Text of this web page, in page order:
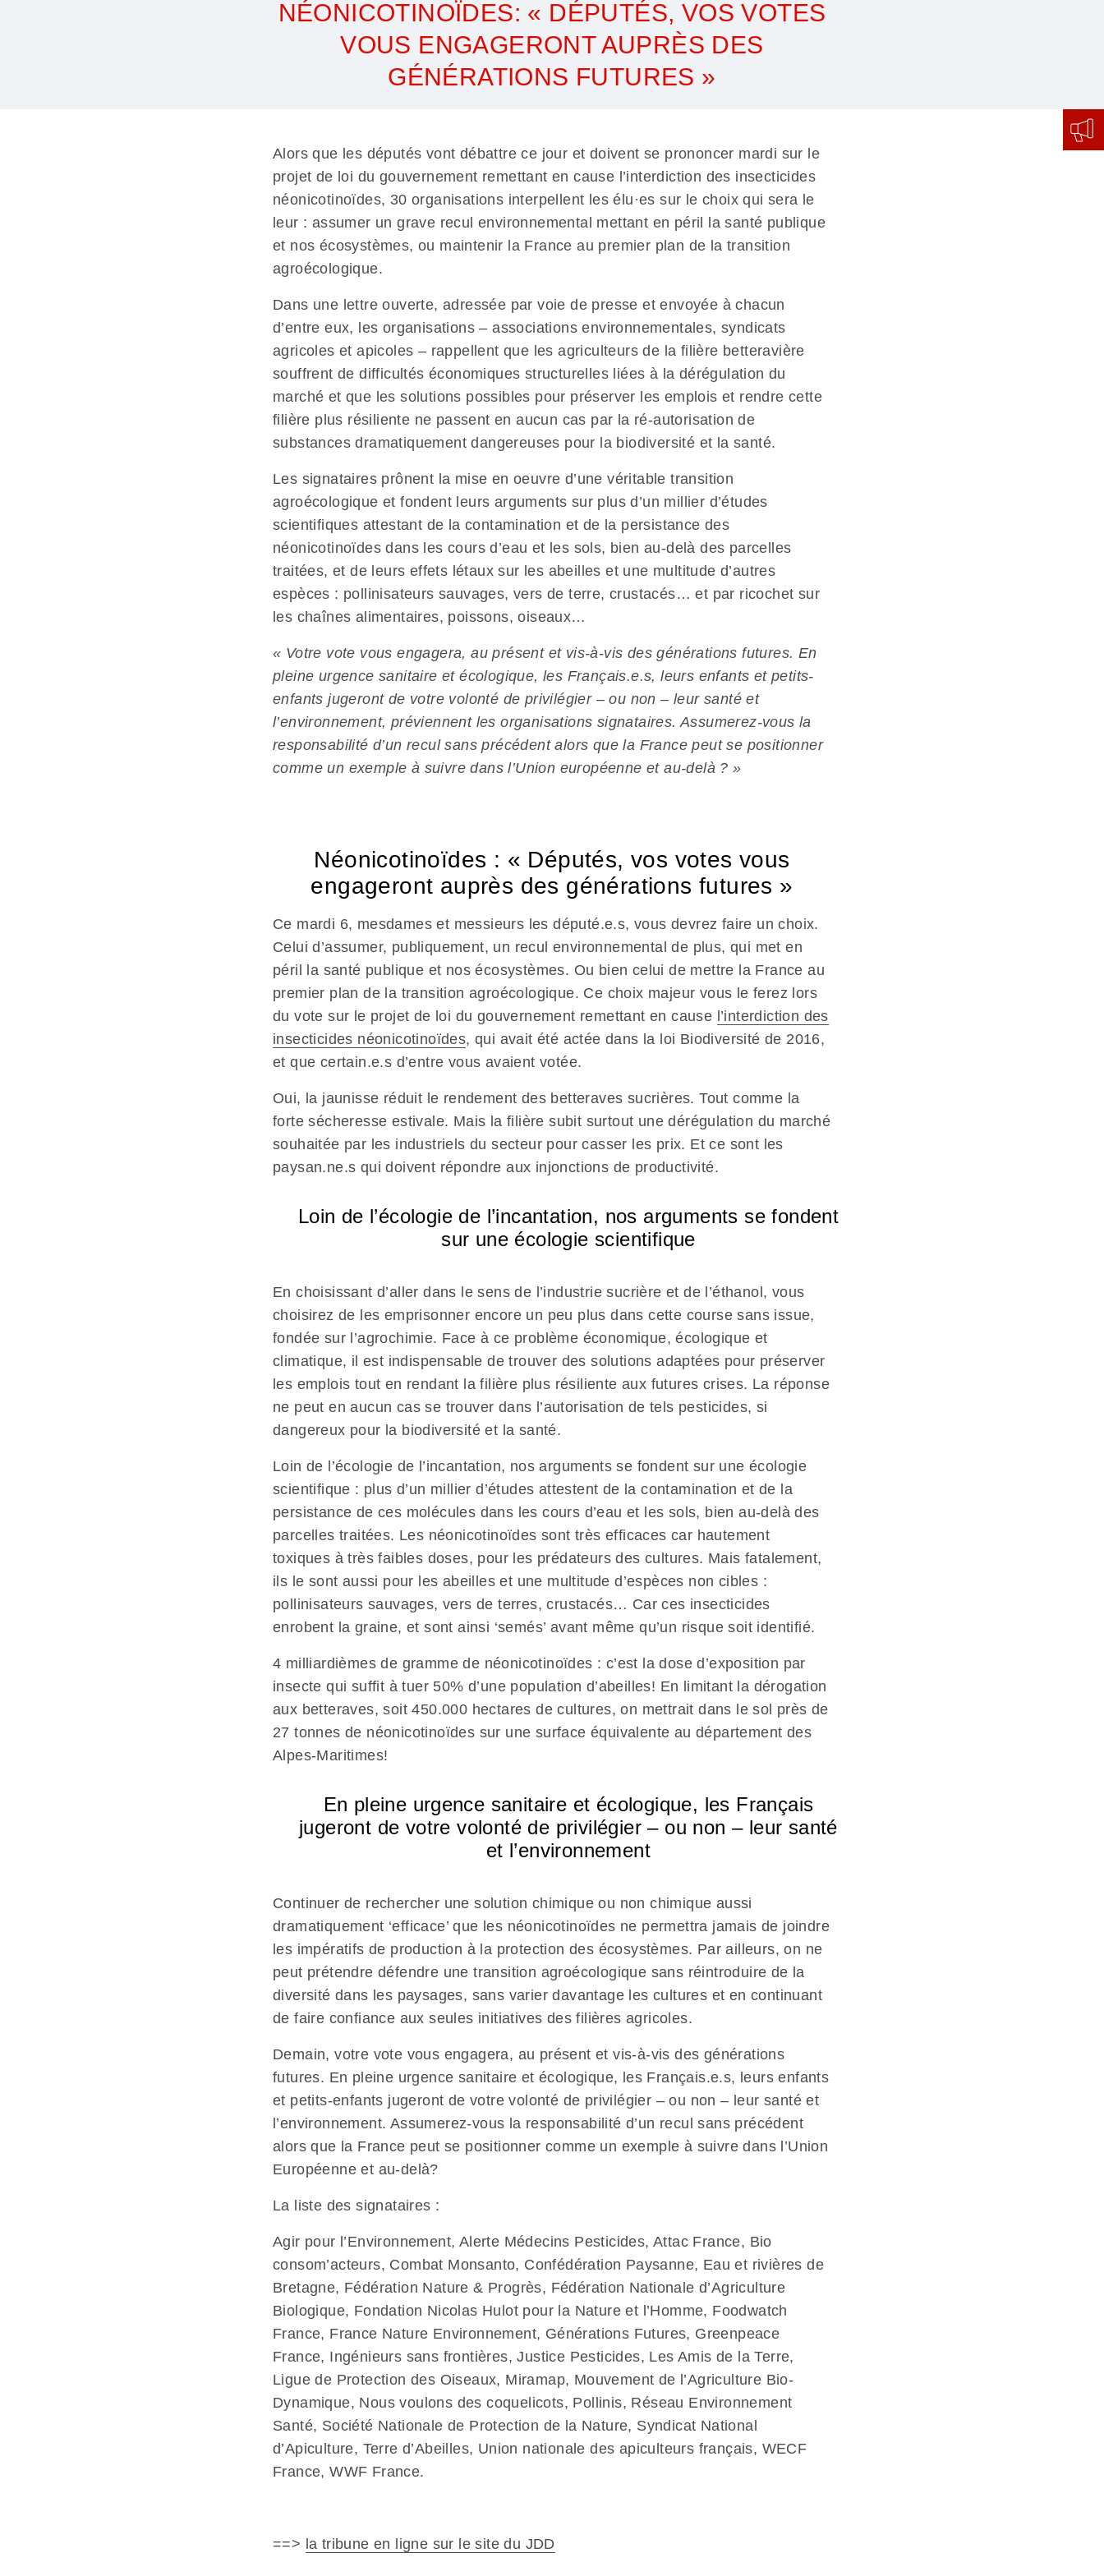
NÉONICOTINOÏDES: « DÉPUTÉS, VOS VOTES
VOUS ENGAGERONT AUPRÈS DES
GÉNÉRATIONS FUTURES »
Alors que les députés vont débattre ce jour et doivent se prononcer mardi sur le
projet de loi du gouvernement remettant en cause l’interdiction des insecticides
néonicotinoïdes, 30 organisations interpellent les élu·es sur le choix qui sera le
leur : assumer un grave recul environnemental mettant en péril la santé publique
et nos écosystèmes, ou maintenir la France au premier plan de la transition
agroécologique.
Dans une lettre ouverte, adressée par voie de presse et envoyée à chacun
d’entre eux, les organisations – associations environnementales, syndicats
agricoles et apicoles – rappellent que les agriculteurs de la filière betteravière
souffrent de difficultés économiques structurelles liées à la dérégulation du
marché et que les solutions possibles pour préserver les emplois et rendre cette
filière plus résiliente ne passent en aucun cas par la ré-autorisation de
substances dramatiquement dangereuses pour la biodiversité et la santé.
Les signataires prônent la mise en oeuvre d’une véritable transition
agroécologique et fondent leurs arguments sur plus d’un millier d’études
scientifiques attestant de la contamination et de la persistance des
néonicotinoïdes dans les cours d’eau et les sols, bien au-delà des parcelles
traitées, et de leurs effets létaux sur les abeilles et une multitude d’autres
espèces : pollinisateurs sauvages, vers de terre, crustacés… et par ricochet sur
les chaînes alimentaires, poissons, oiseaux…
« Votre vote vous engagera, au présent et vis-à-vis des générations futures. En
pleine urgence sanitaire et écologique, les Français.e.s, leurs enfants et petits-
enfants jugeront de votre volonté de privilégier – ou non – leur santé et
l’environnement, préviennent les organisations signataires. Assumerez-vous la
responsabilité d’un recul sans précédent alors que la France peut se positionner
comme un exemple à suivre dans l’Union européenne et au-delà ? »
Néonicotinoïdes : « Députés, vos votes vous
engageront auprès des générations futures »
Ce mardi 6, mesdames et messieurs les député.e.s, vous devrez faire un choix.
Celui d’assumer, publiquement, un recul environnemental de plus, qui met en
péril la santé publique et nos écosystèmes. Ou bien celui de mettre la France au
premier plan de la transition agroécologique. Ce choix majeur vous le ferez lors
du vote sur le projet de loi du gouvernement remettant en cause l’interdiction des
insecticides néonicotinoïdes, qui avait été actée dans la loi Biodiversité de 2016,
et que certain.e.s d’entre vous avaient votée.
Oui, la jaunisse réduit le rendement des betteraves sucrières. Tout comme la
forte sécheresse estivale. Mais la filière subit surtout une dérégulation du marché
souhaitée par les industriels du secteur pour casser les prix. Et ce sont les
paysan.ne.s qui doivent répondre aux injonctions de productivité.
Loin de l’écologie de l’incantation, nos arguments se fondent
sur une écologie scientifique
En choisissant d’aller dans le sens de l’industrie sucrière et de l’éthanol, vous
choisirez de les emprisonner encore un peu plus dans cette course sans issue,
fondée sur l’agrochimie. Face à ce problème économique, écologique et
climatique, il est indispensable de trouver des solutions adaptées pour préserver
les emplois tout en rendant la filière plus résiliente aux futures crises. La réponse
ne peut en aucun cas se trouver dans l’autorisation de tels pesticides, si
dangereux pour la biodiversité et la santé.
Loin de l’écologie de l’incantation, nos arguments se fondent sur une écologie
scientifique : plus d’un millier d’études attestent de la contamination et de la
persistance de ces molécules dans les cours d’eau et les sols, bien au-delà des
parcelles traitées. Les néonicotinoïdes sont très efficaces car hautement
toxiques à très faibles doses, pour les prédateurs des cultures. Mais fatalement,
ils le sont aussi pour les abeilles et une multitude d’espèces non cibles :
pollinisateurs sauvages, vers de terres, crustacés… Car ces insecticides
enrobent la graine, et sont ainsi ‘semés’ avant même qu’un risque soit identifié.
4 milliardièmes de gramme de néonicotinoïdes : c’est la dose d’exposition par
insecte qui suffit à tuer 50% d’une population d’abeilles! En limitant la dérogation
aux betteraves, soit 450.000 hectares de cultures, on mettrait dans le sol près de
27 tonnes de néonicotinoïdes sur une surface équivalente au département des
Alpes-Maritimes!
En pleine urgence sanitaire et écologique, les Français
jugeront de votre volonté de privilégier – ou non – leur santé
et l’environnement
Continuer de rechercher une solution chimique ou non chimique aussi
dramatiquement ‘efficace’ que les néonicotinoïdes ne permettra jamais de joindre
les impératifs de production à la protection des écosystèmes. Par ailleurs, on ne
peut prétendre défendre une transition agroécologique sans réintroduire de la
diversité dans les paysages, sans varier davantage les cultures et en continuant
de faire confiance aux seules initiatives des filières agricoles.
Demain, votre vote vous engagera, au présent et vis-à-vis des générations
futures. En pleine urgence sanitaire et écologique, les Français.e.s, leurs enfants
et petits-enfants jugeront de votre volonté de privilégier – ou non – leur santé et
l’environnement. Assumerez-vous la responsabilité d’un recul sans précédent
alors que la France peut se positionner comme un exemple à suivre dans l’Union
Européenne et au-delà?
La liste des signataires :
Agir pour l’Environnement, Alerte Médecins Pesticides, Attac France, Bio
consom’acteurs, Combat Monsanto, Confédération Paysanne, Eau et rivières de
Bretagne, Fédération Nature & Progrès, Fédération Nationale d’Agriculture
Biologique, Fondation Nicolas Hulot pour la Nature et l’Homme, Foodwatch
France, France Nature Environnement, Générations Futures, Greenpeace
France, Ingénieurs sans frontières, Justice Pesticides, Les Amis de la Terre,
Ligue de Protection des Oiseaux, Miramap, Mouvement de l’Agriculture Bio-
Dynamique, Nous voulons des coquelicots, Pollinis, Réseau Environnement
Santé, Société Nationale de Protection de la Nature, Syndicat National
d’Apiculture, Terre d’Abeilles, Union nationale des apiculteurs français, WECF
France, WWF France.
==> la tribune en ligne sur le site du JDD